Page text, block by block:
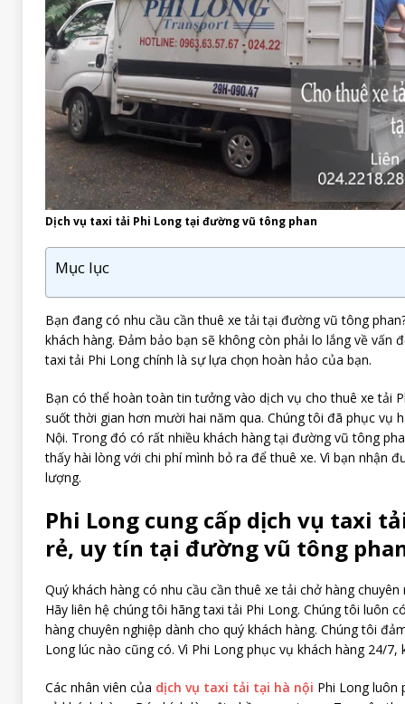
Dịch vụ taxi tải Phi Long tại đường vũ tông phan
Mục lục
Bạn đang có nhu cầu cần thuê xe tải tại đường vũ tông
khách hàng. Đảm bảo bạn sẽ không còn phải lo lắng về vấn
taxi tải Phi Long chính là sự lựa chọn hoàn hảo của bạn.
Bạn có thể hoàn toàn tin tưởng vào dịch vụ cho thuê xe tải
suốt thời gian hơn mười hai năm qua. Chúng tôi đã phục vụ
Nội. Trong đó có rất nhiều khách hàng tại đường vũ tông
thấy hài lòng với chi phí mình bỏ ra để thuê xe. Vì bạn nhận
lượng.
Phi Long cung cấp dịch vụ taxi
rẻ, uy tín tại đường vũ tông
Quý khách hàng có nhu cầu cần thuê xe tải chở hàng chuyên
Hãy liên hệ chúng tôi hãng taxi tải Phi Long. Chúng tôi luôn
hàng chuyên nghiệp dành cho quý khách hàng. Chúng tôi
Long lúc nào cũng có. Vì Phi Long phục vụ khách hàng 24/7,
Các nhân viên của dịch vụ taxi tải tại hà nội Phi Long luôn